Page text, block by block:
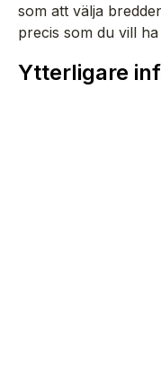
som att välja
precis som du vill ha
Ytterligare